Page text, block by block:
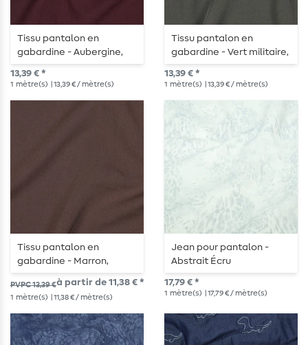
Tissu pantalon en
gabardine - Aubergine,
élastique dans le sens de
la largeur
13,39 € *
1 mètre(s) | 13,39 € / mètre(s)
Tissu pantalon en
gabardine - Vert militaire,
élastique dans le sens de
la largeur
13,39 € *
1 mètre(s) | 13,39 € / mètre(s)
Tissu pantalon en
gabardine - Marron,
élastique dans le sens de
la largeur
PVPC 13,39 €à partir de 11,38 € *
1 mètre(s) | 11,38 € / mètre(s)
Jean pour pantalon -
Abstrait Écru
17,79 € *
1 mètre(s) | 17,79 € / mètre(s)